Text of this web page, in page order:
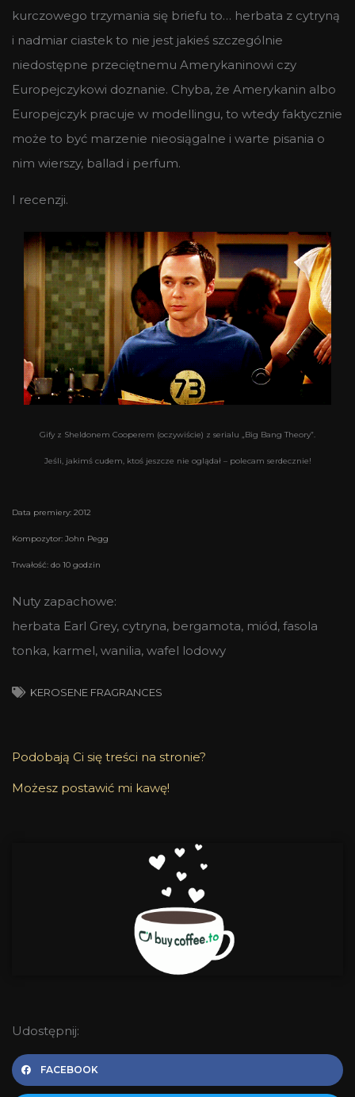
kurczowego trzymania się briefu to… herbata z cytryną
i nadmiar ciastek to nie jest jakieś szczególnie
niedostępne przeciętnemu Amerykaninowi czy
Europejczykowi doznanie. Chyba, że Amerykanin albo
Europejczyk pracuje w modellingu, to wtedy faktycznie
może to być marzenie nieosiągalne i warte pisania o
nim wierszy, ballad i perfum.
I recenzji.
Gify z Sheldonem Cooperem (oczywiście) z serialu „Big Bang Theory”.
Jeśli, jakimś cudem, ktoś jeszcze nie oglądał – polecam serdecznie!
Data premiery: 2012
Kompozytor: John Pegg
Trwałość: do 10 godzin
Nuty zapachowe:
herbata Earl Grey, cytryna, bergamota, miód, fasola
tonka, karmel, wanilia, wafel lodowy
KEROSENE FRAGRANCES
Podobają Ci się treści na stronie?
Możesz postawić mi kawę!
Udostępnij:
FACEBOOK